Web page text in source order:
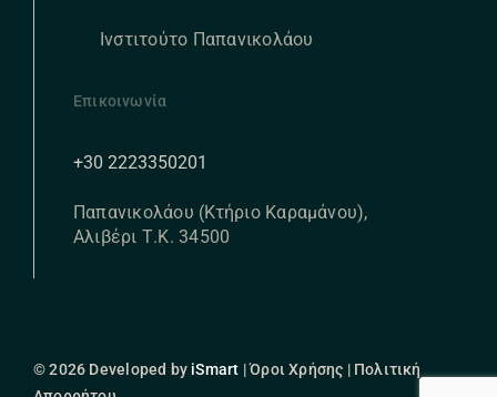
Ινστιτούτο Παπανικολάου
Επικοινωνία
+30 2223350201
Παπανικολάου (Κτήριο Καραμάνου),
Αλιβέρι Τ.Κ. 34500
© 2026 Developed by iSmart | Όροι Χρήσης | Πολιτική